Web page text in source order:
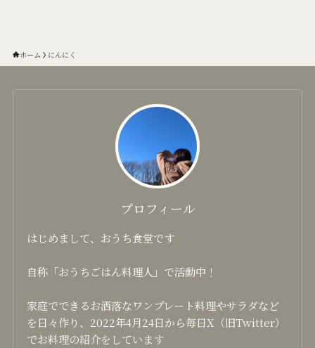
ホーム にんにく
プロフィール
はじめまして、おうち食堂です
自称「おうちごはん料理人」で活動中！
家庭でできるお洒落なワンプレート料理やサラダなど
を日々作り、2022年4月24日から毎日X（旧Twitter）
でお料理の紹介をしています